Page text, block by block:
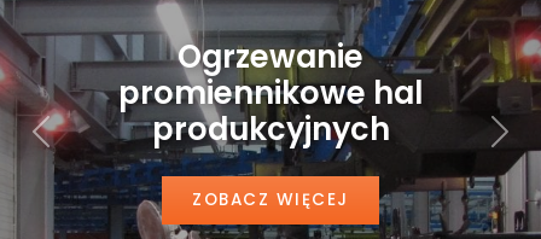
Ogrzewanie
promiennikowe hal
produkcyjnych
ZOBACZ WIĘCEJ
Poprzedni